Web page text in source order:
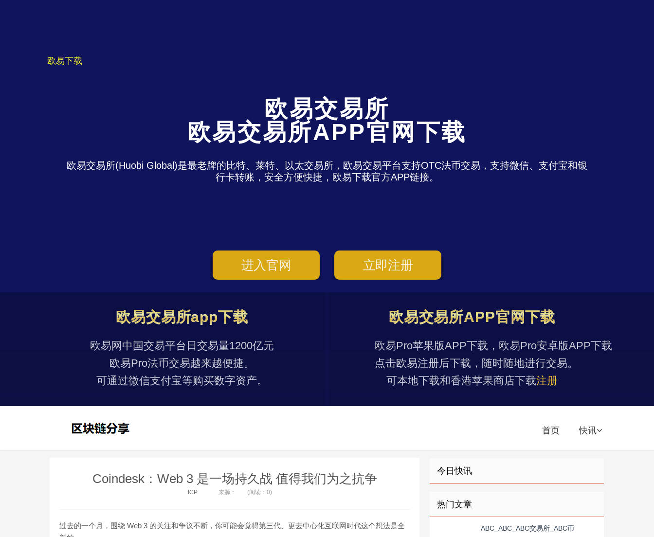
欧易下载
欧易交易所
欧易交易所APP官网下载
欧易交易所(Huobi Global)是最老牌的比特、莱特、以太交易所，欧易交易平台支持OTC法币交易，支持微信、支付宝和银
行卡转账，安全方便快捷，欧易下载官方APP链接。
进入官网 立即注册
欧易交易所app下载
欧易网中国交易平台日交易量1200亿元
欧易Pro法币交易越来越便捷。
可通过微信支付宝等购买数字资产。
欧易交易所APP官网下载
欧易Pro苹果版APP下载，欧易Pro安卓版APP下载
点击欧易注册后下载，随时随地进行交易。
可本地下载和香港苹果商店下载注册
首页 快讯
Coindesk：Web 3 是一场持久战 值得我们为之抗争
ICP 来源： (阅读：0)
过去的一个月，围绕 Web 3 的关注和争议不断，你可能会觉得第三代、更去中心化互联网时代这个想法是全
今日快讯
热门文章
ABC_ABC_ABC交易所_ABC币